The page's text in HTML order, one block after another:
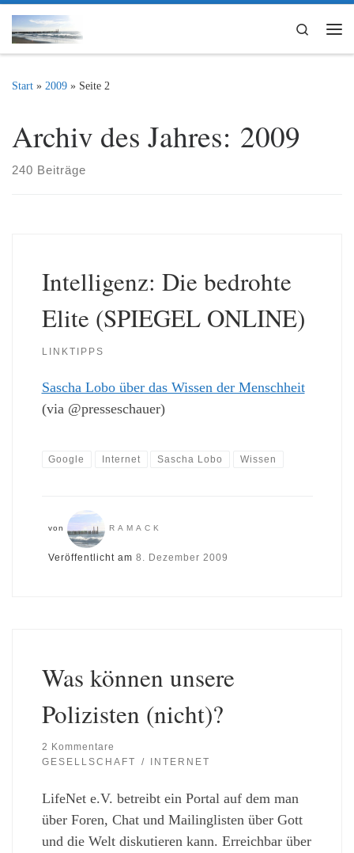
Zum Inhalt springen
Search
Start » 2009 » Seite 2
Archiv des Jahres: 2009
240 Beiträge
Intelligenz: Die bedrohte
Elite (SPIEGEL ONLINE)
LINKTIPPS
Sascha Lobo über das Wissen der Menschheit
(via @presseschauer)
Google Internet Sascha Lobo Wissen
von RAMACK
Veröffentlicht am 8. Dezember 2009
Was können unsere
Polizisten (nicht)?
2 Kommentare
GESELLSCHAFT
INTERNET
LifeNet e.V. betreibt ein Portal auf dem man
über Foren, Chat und Mailinglisten über Gott
und die Welt diskutieren kann. Erreichbar über